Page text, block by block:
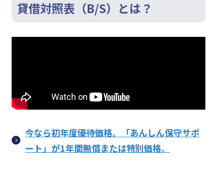
貸借対照表（B/S）とは？
今なら初年度優待価格。「あんしん保守サポ
ート」が1年間無償または特別価格。